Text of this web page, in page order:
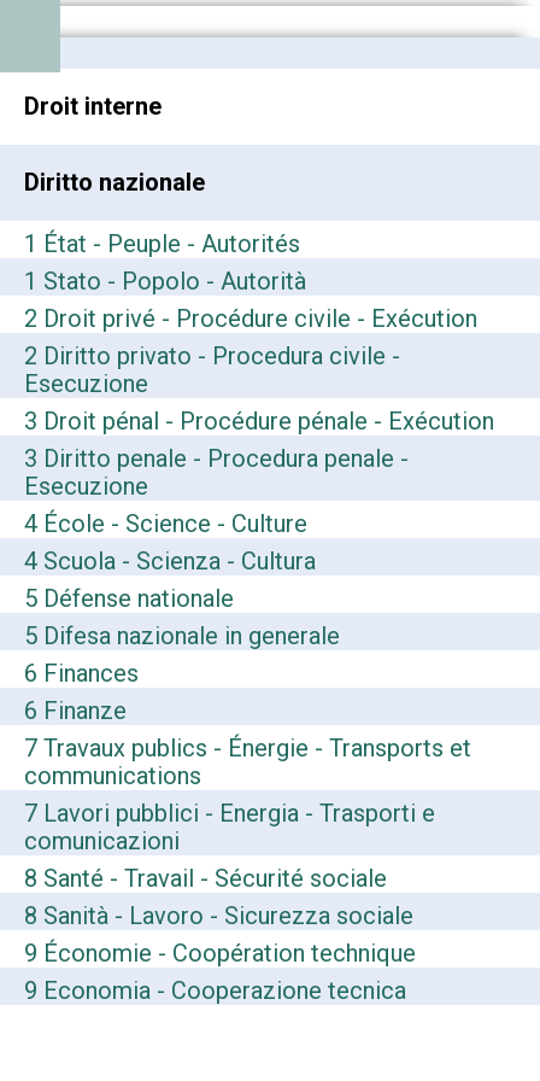
Droit interne
Diritto nazionale
1 État - Peuple - Autorités
1 Stato - Popolo - Autorità
2 Droit privé - Procédure civile - Exécution
2 Diritto privato - Procedura civile -
Esecuzione
3 Droit pénal - Procédure pénale - Exécution
3 Diritto penale - Procedura penale -
Esecuzione
4 École - Science - Culture
4 Scuola - Scienza - Cultura
5 Défense nationale
5 Difesa nazionale in generale
6 Finances
6 Finanze
7 Travaux publics - Énergie - Transports et
communications
7 Lavori pubblici - Energia - Trasporti e
comunicazioni
8 Santé - Travail - Sécurité sociale
8 Sanità - Lavoro - Sicurezza sociale
9 Économie - Coopération technique
9 Economia - Cooperazione tecnica